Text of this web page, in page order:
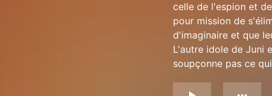
celle de l'espion et
pour mission de
d'imaginaire et que
L'autre idole de Juni
soupçonne pas ce